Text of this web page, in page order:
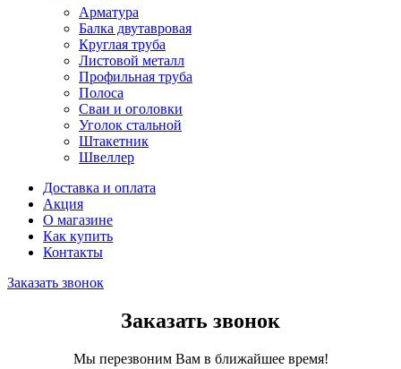
Арматура
Балка двутавровая
Круглая труба
Листовой металл
Профильная труба
Полоса
Сваи и оголовки
Уголок стальной
Штакетник
Швеллер
Доставка и оплата
Акция
О магазине
Как купить
Контакты
Заказать звонок
Заказать звонок
Мы перезвоним Вам в ближайшее время!